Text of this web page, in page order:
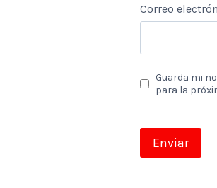
Correo
Guarda mi
para la